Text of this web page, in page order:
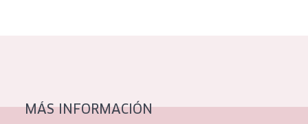
Piel normal y seca
MÁS INFORMACIÓN